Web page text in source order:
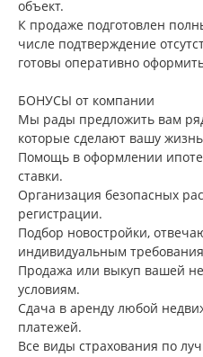
объект.
К продаже подготовлен
числе подтверждение
готовы оперативно
БОНУСЫ от компании
Мы рады предложить вам
которые сделают вашу
Помощь в оформлении
ставки.
Организация безопасных
регистрации.
Подбор новостройки,
индивидуальным
Продажа или выкуп вашей
условиям.
Сдача в аренду любой
платежей.
Все виды страхования по